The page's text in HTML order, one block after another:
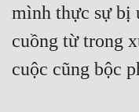
mình thực sự bị
cuồng từ trong
cuộc cũng bộc